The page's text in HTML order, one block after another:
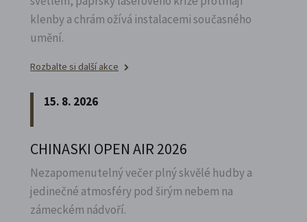
klenby a chrám ožívá instalacemi současného
umění.
Rozbalte si další akce
15. 8. 2026
CHINASKI OPEN AIR 2026
Nezapomenutelný večer plný skvělé hudby a
jedinečné atmosféry pod širým nebem na
zámeckém nádvoří.